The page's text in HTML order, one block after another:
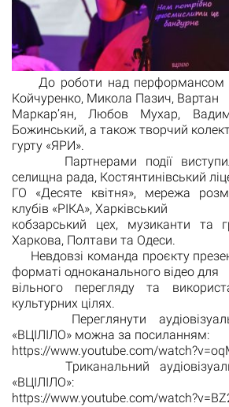
До роботи над перформансом
Койчуренко, Микола Пазич, Вартан
Маркар’ян, Любов Мухар,
Божинський, а також творчий
гурту «ЯРИ».
Партнерами події
селищна рада, Костянтинівський
ГО «Десяте квітня», мережа
клубів «РІКА», Харківський
кобзарський цех, музиканти та
Харкова, Полтави та Одеси.
Невдовзі команда проєкту
форматі одноканального відео для
вільного перегляду та
культурних цілях.
Переглянути
«ВЦІЛІЛО» можна за посиланням:
https://www.youtube.com/
Триканальний
«ВЦІЛІЛО»:
https://www.youtube.com/